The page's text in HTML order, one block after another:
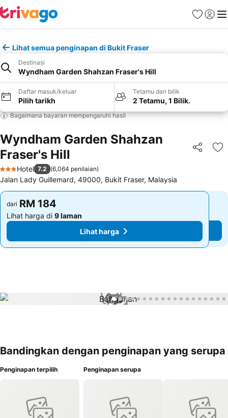
Kegemaran
Daftar
Lihat semua penginapan di Bukit Fraser
Destinasi
Wyndham Garden Shahzan Fraser's Hill
Daftar masuk/keluar
Pilih tarikh
Tetamu dan bilik
2 Tetamu, 1 Bilik.
Bagaimana bayaran mempengaruhi hasil
Wyndham Garden Shahzan
Fraser's Hill
Kongsi
3 Bintang
Hotel 7.2 (6,064 penilaian)
Jalan Lady Guillemard, 49000, Bukit Fraser, Malaysia
dari RM 184
Lihat harga di 9 laman
Lihat harga
dari RM 184
Lihat harga di 9 laman
Lihat harga
1 / 76
Bandingkan dengan penginapan yang serupa
Penginapan terpilih Penginapan serupa